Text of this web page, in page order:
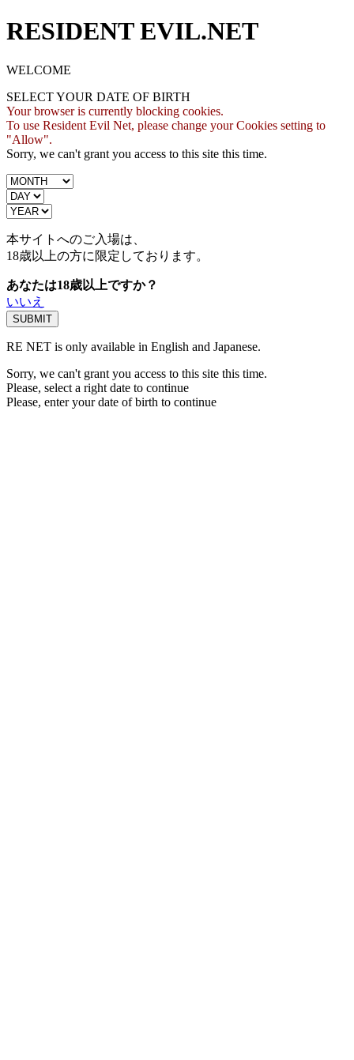
RESIDENT EVIL.NET
WELCOME
SELECT YOUR DATE OF BIRTH
Your browser is currently blocking cookies.
To use Resident Evil Net, please change your Cookies setting to
"Allow".
Sorry, we can't grant you access to this site this time.
本サイトへのご入場は、
18歳以上の方に限定しております。
あなたは18歳以上ですか？
いいえ
RE NET is only available in English and Japanese.
Sorry, we can't grant you access to this site this time.
Please, select a right date to continue
Please, enter your date of birth to continue